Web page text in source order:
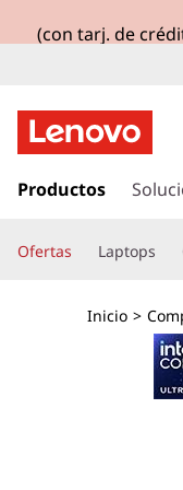
(con tarj. de
r
c
Productos
Ofertas Laptops
Inicio >